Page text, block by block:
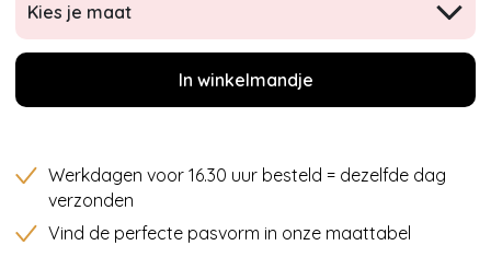
Kies je maat
In winkelmandje
Werkdagen voor 16.30 uur besteld = dezelfde dag
verzonden
Vind de perfecte pasvorm in onze maattabel